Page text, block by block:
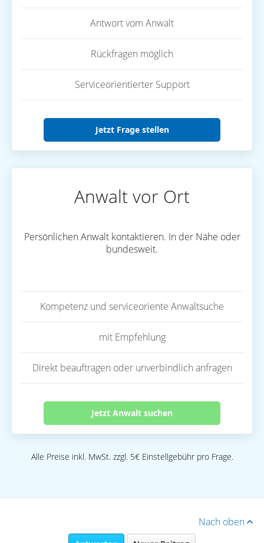
Antwort vom Anwalt
Rückfragen möglich
Serviceorientierter Support
Jetzt Frage stellen
Anwalt vor Ort
Persönlichen Anwalt kontaktieren. In der Nähe oder
bundesweit.
Kompetenz und serviceoriente Anwaltsuche
mit Empfehlung
Direkt beauftragen oder unverbindlich anfragen
Jetzt Anwalt suchen
Alle Preise inkl. MwSt. zzgl. 5€ Einstellgebühr pro Frage.
Nach oben